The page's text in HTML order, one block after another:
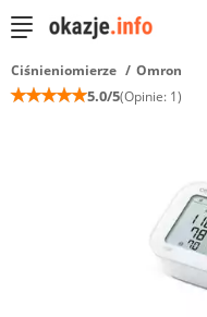
Ciśnieniomierze Omron
☆
☆
☆
☆
☆ 5.0/5(Opinie: 1)